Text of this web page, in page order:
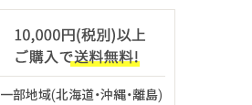
部地域(北海道・沖縄・離島)